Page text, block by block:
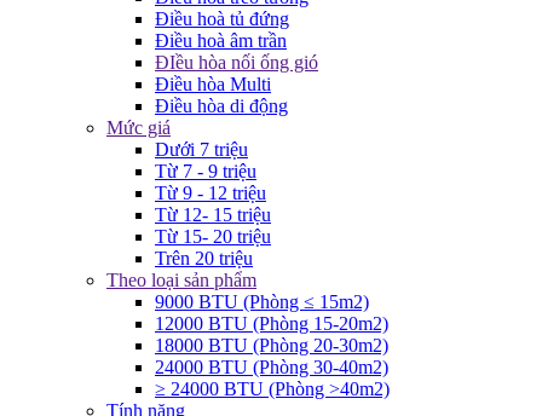
Điều hoà tủ đứng
Điều hoà âm trần
ĐIều hòa nối ống gió
Điều hòa Multi
Điều hòa di động
Mức giá
Dưới 7 triệu
Từ 7 - 9 triệu
Từ 9 - 12 triệu
Từ 12- 15 triệu
Từ 15- 20 triệu
Trên 20 triệu
Theo loại sản phẩm
9000 BTU (Phòng ≤ 15m2)
12000 BTU (Phòng 15-20m2)
18000 BTU (Phòng 20-30m2)
24000 BTU (Phòng 30-40m2)
≥ 24000 BTU (Phòng >40m2)
Tính năng